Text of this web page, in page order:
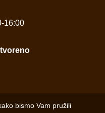
16:00
bismo Vam pružili